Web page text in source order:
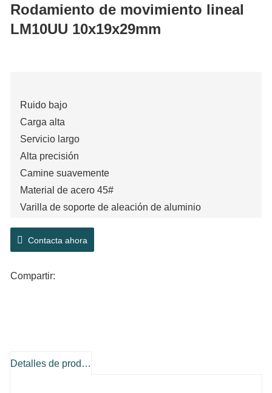
movimiento lineal LM10UU 10x19x29mm
Rodamiento de movimiento lineal
LM10UU 10x19x29mm
Ruido bajo
Carga alta
Servicio largo
Alta precisión
Camine suavemente
Material de acero 45#
Varilla de soporte de aleación de aluminio
Contacta ahora
Compartir:
Detalles de producto